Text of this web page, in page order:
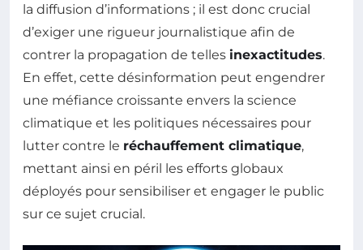
la diffusion d’informations ; il est donc crucial
d’exiger une rigueur journalistique afin de
contrer la propagation de telles inexactitudes.
En effet, cette désinformation peut engendrer
une méfiance croissante envers la science
climatique et les politiques nécessaires pour
lutter contre le réchauffement climatique,
mettant ainsi en péril les efforts globaux
déployés pour sensibiliser et engager le public
sur ce sujet crucial.